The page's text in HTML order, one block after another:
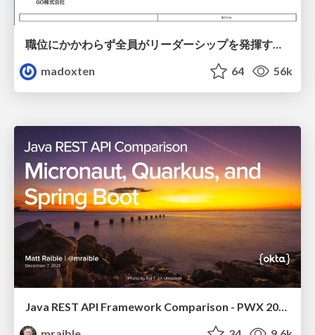
職位にかかわらず全員がリーダーシップを発揮するチーム作り / Building a team where everyone can demonstrate leadership regardless of position
madoxten
64 56k